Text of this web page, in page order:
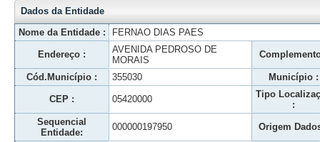
Dados da Entidade
Nome da Entidade :
FERNAO DIAS PAES
Endereço :
AVENIDA PEDROSO DE
MORAIS
Cód.Município : 355030 Município :
CEP : 05420000
Tipo
:
Sequencial
Entidade:
000000197950 Origem